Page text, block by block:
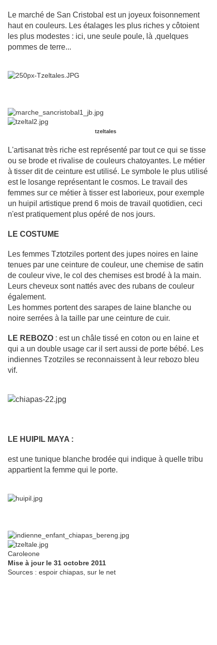
Le marché de San Cristobal est un joyeux foisonnement
haut en couleurs. Les étalages les plus riches y côtoient
les plus modestes : ici, une seule poule, là ,quelques
pommes de terre...
tzeltales
L'artisanat très riche est représenté par tout ce qui se tisse
ou se brode et rivalise de couleurs chatoyantes. Le métier
à tisser dit de ceinture est utilisé. Le symbole le plus utilisé
est le losange représentant le cosmos. Le travail des
femmes sur ce métier à tisser est laborieux, pour exemple
un huipil artistique prend 6 mois de travail quotidien, ceci
n'est pratiquement plus opéré de nos jours.
LE COSTUME
Les femmes Tztotziles portent des jupes noires en laine
tenues par une ceinture de couleur, une chemise de satin
de couleur vive, le col des chemises est brodé à la main.
Leurs cheveux sont nattés avec des rubans de couleur
également.
Les hommes portent des sarapes de laine blanche ou
noire serrées à la taille par une ceinture de cuir.
LE REBOZO : est un châle tissé en coton ou en laine et
qui a un double usage car il sert aussi de porte bébé. Les
indiennes Tzotziles se reconnaissent à leur rebozo bleu
vif.
LE HUIPIL MAYA :
est une tunique blanche brodée qui indique à quelle tribu
appartient la femme qui le porte.
Caroleone
Mise à jour le 31 octobre 2011
Sources : espoir chiapas, sur le net